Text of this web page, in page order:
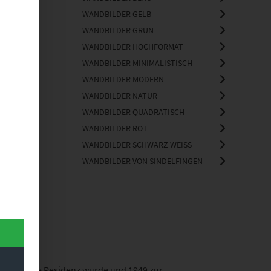
WANDBILDER GELB
WANDBILDER GRÜN
WANDBILDER HOCHFORMAT
WANDBILDER MINIMALISTISCH
WANDBILDER MODERN
WANDBILDER NATUR
WANDBILDER QUADRATISCH
WANDBILDER ROT
WANDBILDER SCHWARZ WEISS
WANDBILDER VON SINDELFINGEN